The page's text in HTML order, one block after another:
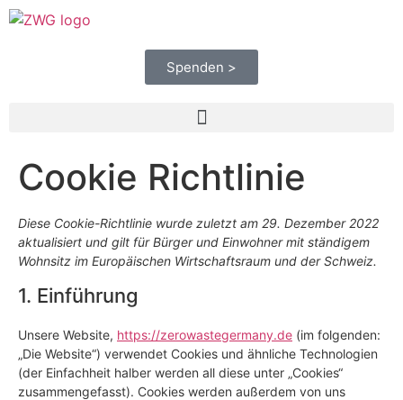
Spenden >
Cookie Richtlinie
Diese Cookie-Richtlinie wurde zuletzt am 29. Dezember 2022
aktualisiert und gilt für Bürger und Einwohner mit ständigem
Wohnsitz im Europäischen Wirtschaftsraum und der Schweiz.
1. Einführung
Unsere Website, https://zerowastegermany.de (im folgenden:
„Die Website“) verwendet Cookies und ähnliche Technologien
(der Einfachheit halber werden all diese unter „Cookies“
zusammengefasst). Cookies werden außerdem von uns